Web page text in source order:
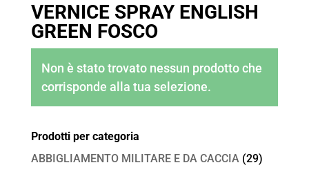
VERNICE SPRAY ENGLISH
GREEN FOSCO
Non è stato trovato nessun prodotto che
corrisponde alla tua selezione.
Prodotti per categoria
ABBIGLIAMENTO MILITARE E DA CACCIA (29)